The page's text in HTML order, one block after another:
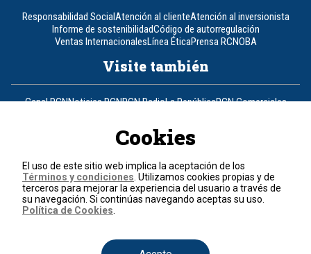
Responsabilidad SocialAtención al clienteAtención al inversionista
Informe de sostenibilidadCódigo de autorregulación
Ventas InternacionalesLínea ÉticaPrensa RCNOBA
Visite también
Canal RCNNoticias RCNRCN RadioLa RepúblicaRCN Comerciales
Un producto de RCN Televisión
Contáctenos
Teléfono+57 (601) 426 92 92
Términos y condiciones
Cookies
El uso de este sitio web implica la aceptación de los
Términos y condiciones . Utilizamos cookies propias y de
terceros para mejorar la experiencia del usuario a través de
su navegación. Si continúas navegando aceptas su uso.
Política de Cookies